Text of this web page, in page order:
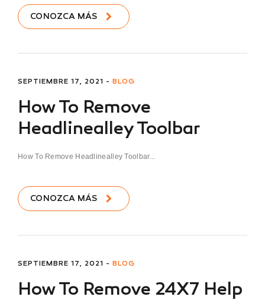
CONOZCA MÁS
SEPTIEMBRE 17, 2021 - BLOG
How To Remove
Headlinealley Toolbar
How To Remove Headlinealley Toolbar...
CONOZCA MÁS
SEPTIEMBRE 17, 2021 - BLOG
How To Remove 24X7 Help